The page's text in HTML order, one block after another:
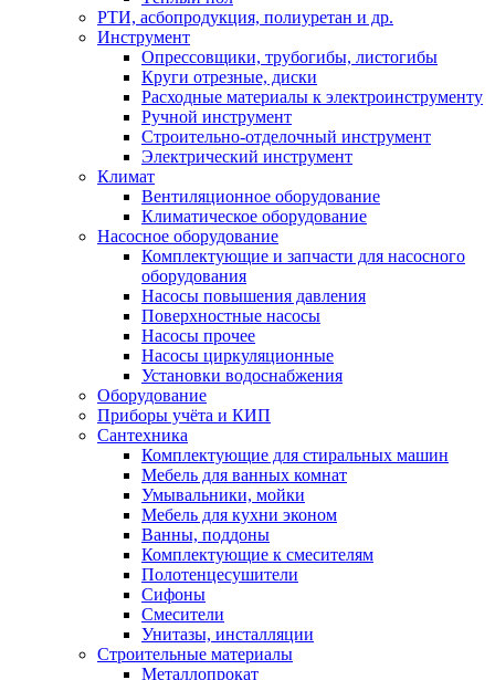
РТИ, асбопродукция, полиуретан и др.
Инструмент
Опрессовщики, трубогибы, листогибы
Круги отрезные, диски
Расходные материалы к электроинструменту
Ручной инструмент
Строительно-отделочный инструмент
Электрический инструмент
Климат
Вентиляционное оборудование
Климатическое оборудование
Насосное оборудование
Комплектующие и запчасти для насосного
оборудования
Насосы повышения давления
Поверхностные насосы
Насосы прочее
Насосы циркуляционные
Установки водоснабжения
Оборудование
Приборы учёта и КИП
Сантехника
Комплектующие для стиральных машин
Мебель для ванных комнат
Умывальники, мойки
Мебель для кухни эконом
Ванны, поддоны
Комплектующие к смесителям
Полотенцесушители
Сифоны
Смесители
Унитазы, инсталляции
Строительные материалы
Металлопрокат